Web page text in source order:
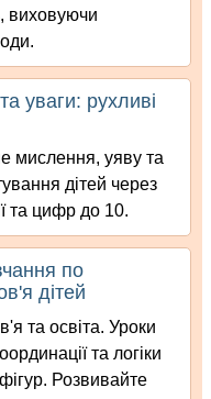
виховуючи
уваги: рухливі
мислення, уяву та
дітей через
та цифр до 10.
по
дітей
та освіта. Уроки
та логіки
Розвивайте